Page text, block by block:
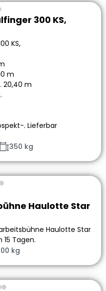
300 KS,
KS,
m
20,40 m
. Lieferbar
350 kg
Haulotte Star
Haulotte Star
15 Tagen.
kg